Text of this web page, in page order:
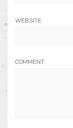
WEBSITE
COMMENT